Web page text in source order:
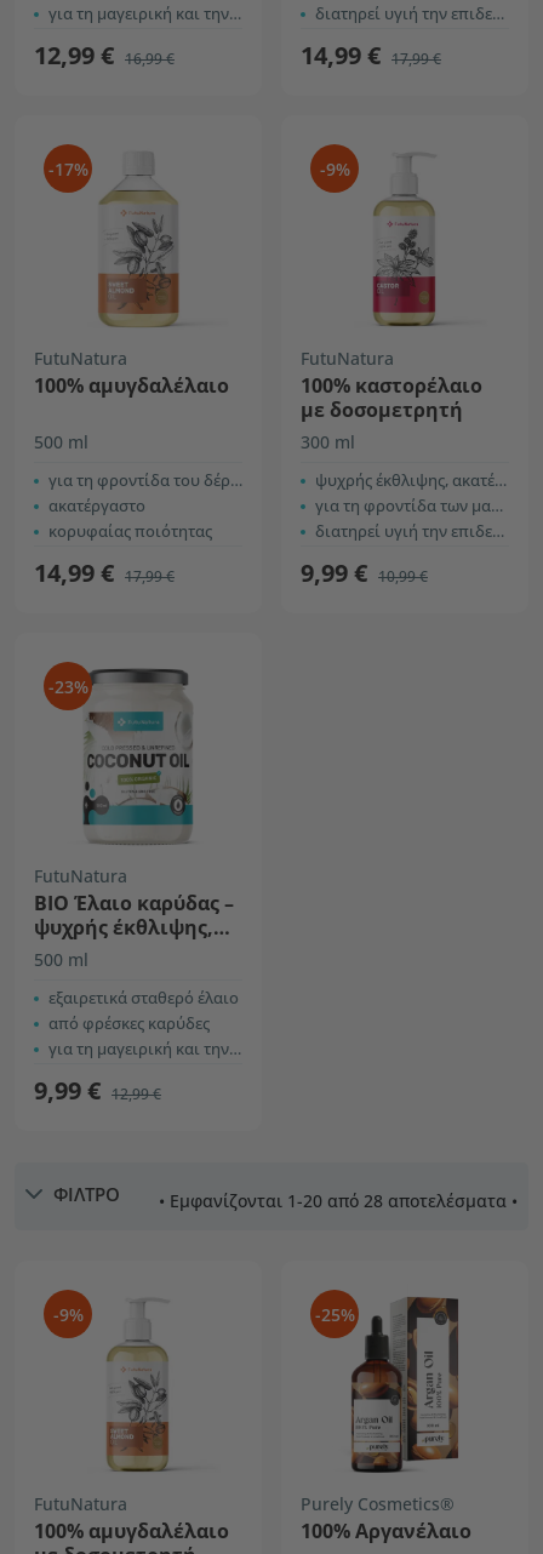
για τη μαγειρική και την περιποίηση του δέρματος
12,99 € 16,99 €
διατηρεί υγιή την επιδερμίδα
14,99 € 17,99 €
-17%
FutuNatura
100% αμυγδαλέλαιο
500 ml
για τη φροντίδα του δέρματος
ακατέργαστο
κορυφαίας ποιότητας
14,99 € 17,99 €
-9%
FutuNatura
100% καστορέλαιο
με δοσομετρητή
300 ml
ψυχρής έκθλιψης, ακατέργαστο
για τη φροντίδα των μαλλιών και του τριχωτού
διατηρεί υγιή την επιδερμίδα
9,99 € 10,99 €
-23%
FutuNatura
BIO Έλαιο καρύδας –
ψυχρής έκθλιψης,
ανεπεξέργαστο
500 ml
εξαιρετικά σταθερό έλαιο
από φρέσκες καρύδες
για τη μαγειρική και την περιποίηση του δέρματος
9,99 € 12,99 €
ΦΙΛΤΡΟ • Εμφανίζονται 1-20 από 28 αποτελέσματα •
-9%
FutuNatura
100% αμυγδαλέλαιο
-25%
Purely Cosmetics®
100% Αργανέλαιο